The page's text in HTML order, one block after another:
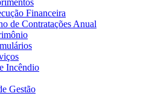
Financeira
de Contratações Anual
Incêndio
Gestão